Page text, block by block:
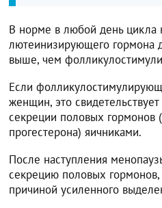
В норме в любой день цикла
лютеинизирующего гормона
выше, чем
Если
женщин, это
секреции половых гормонов
прогестерона) яичниками.
После наступления
секрецию половых гормонов,
причиной усиленного